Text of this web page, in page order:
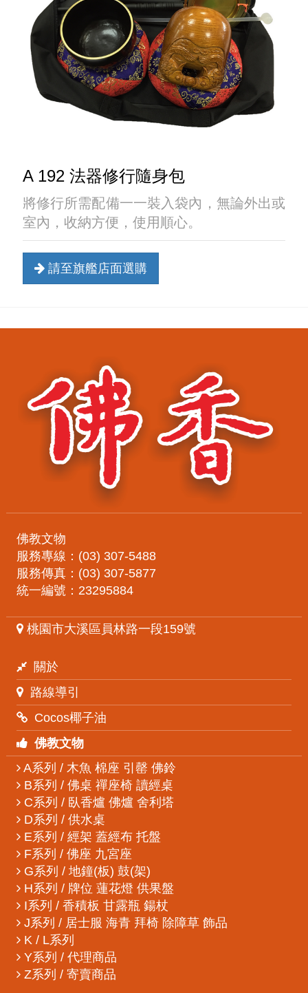
A 192 法器修行隨身包
將修行所需配備一一裝入袋內，無論外出或
室內，收納方便，使用順心。
請至旗艦店面選購
佛教文物
服務專線：(03) 307-5488
服務傳真：(03) 307-5877
統一編號：23295884
桃園市大溪區員林路一段159號
關於
路線導引
Cocos椰子油
佛教文物
A系列 / 木魚 棉座 引罄 佛鈴
B系列 / 佛桌 禪座椅 讀經桌
C系列 / 臥香爐 佛爐 舍利塔
D系列 / 供水桌
E系列 / 經架 蓋經布 托盤
F系列 / 佛座 九宮座
G系列 / 地鐘(板) 鼓(架)
H系列 / 牌位 蓮花燈 供果盤
I系列 / 香積板 甘露瓶 鍚杖
J系列 / 居士服 海青 拜椅 除障草 飾品
K / L系列
Y系列 / 代理商品
Z系列 / 寄賣商品